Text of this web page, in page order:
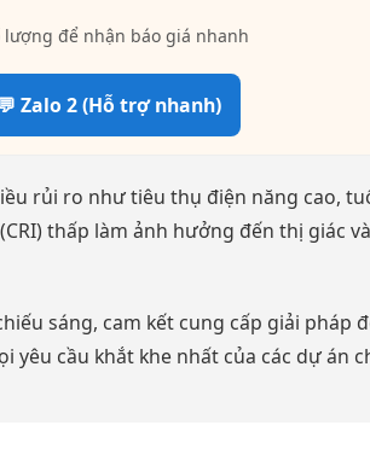
lượng để nhận báo giá nhanh
💬 Zalo 2 (Hỗ trợ nhanh)
rủi ro như tiêu thụ điện năng cao,
thấp làm ảnh hưởng đến thị giác
sáng, cam kết cung cấp giải pháp
yêu cầu khắt khe nhất của các dự án